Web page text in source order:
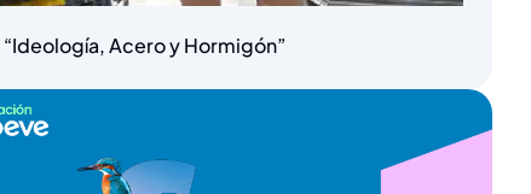
“Ideología, Acero y Hormigón”